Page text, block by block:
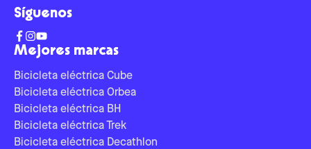
Mejores marcas
Bicicleta eléctrica Cube
Bicicleta eléctrica Orbea
Bicicleta eléctrica BH
Bicicleta eléctrica Trek
Bicicleta eléctrica Decathlon
Síguenos